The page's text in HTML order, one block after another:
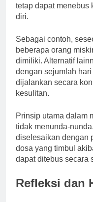
tetap dapat menebus
diri.
Sebagai contoh,
beberapa orang
dimiliki. Alternatif
dengan sejumlah
dijalankan secara
kesulitan.
Prinsip utama dalam
tidak menunda-
diselesaikan dengan
dosa yang timbul
dapat ditebus secara
Refleksi dan